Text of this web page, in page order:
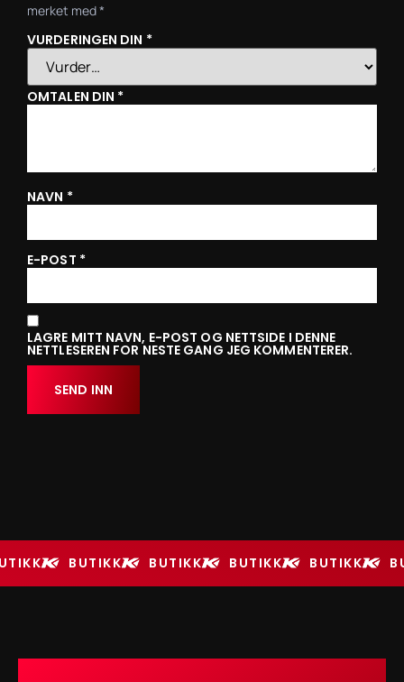
merket med*
VURDERINGEN DIN *
OMTALEN DIN *
NAVN *
E-POST *
LAGRE MITT NAVN, E-POST OG NETTSIDE I DENNE
NETTLESEREN FOR NESTE GANG JEG KOMMENTERER.
BUTIKK BUTIKK BUTIKK BUTIKK